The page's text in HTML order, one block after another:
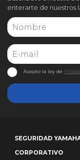
enterarte de nuestros
Acepto la ley de
SEGURIDAD
CORPORATIVO